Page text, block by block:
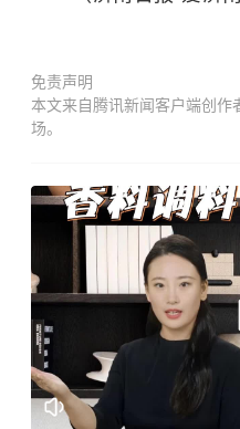
免责声明
本文来自腾讯新闻客户端创作
场。